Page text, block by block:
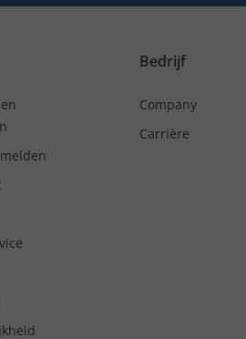
Bedrijf
Company
Carrière